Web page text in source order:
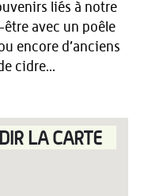
liés à notre
avec un poêle
encore d’anciens
cidre...
LA CARTE